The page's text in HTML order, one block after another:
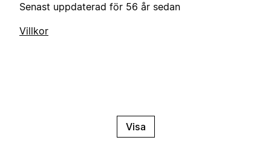
Senast uppdaterad för 56 år sedan
Villkor
Visa